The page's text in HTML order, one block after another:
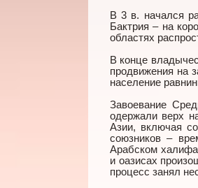
В 3 в. начался
Бактрия – на
областях
В конце
продвижения на
население
Завоевание
одержали верх
Азии, включая
союзников –
Арабском
и оазисах
процесс занял